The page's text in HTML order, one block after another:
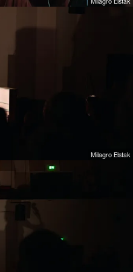
Milagro Elstak